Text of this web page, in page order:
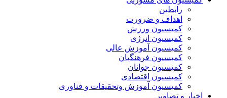
رابطین
اهداف و ضرورت
کمیسیون ورزش
کمیسیون انرژی
کمیسیون آموزش عالی
کمیسیون فرهنگیان
کمیسیون جوانان
کمیسیون اقتصادی
کمیسیون آموزش وتحقیقات و فناوری
اخبار و تصاویر